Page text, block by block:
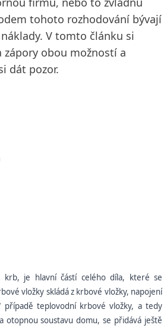
tohoto rozhodování bývají
V tomto článku si
zápory obou možností a
dát pozor.
krb, je hlavní částí celého díla, které se
vložky skládá z krbové vložky, napojení
případě teplovodní krbové vložky, a tedy
otopnou soustavu domu, se přidává ještě